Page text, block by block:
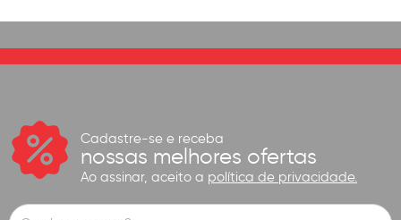
Cadastre-se e receba
nossas melhores ofertas
Ao assinar, aceito a política de privacidade.